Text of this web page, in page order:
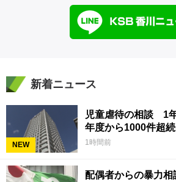
新着ニュース
NEW
児童虐待の相談 1
年度から1000件超
1時間前
配偶者からの暴力